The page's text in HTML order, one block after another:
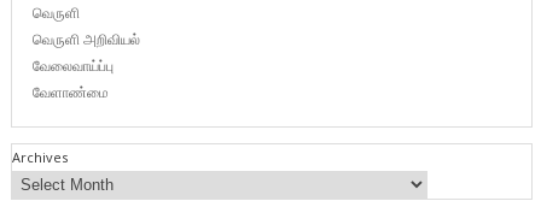
வெருளி
வெருளி அறிவியல்
வேலைவாய்ப்பு
வேளாண்மை
Archives